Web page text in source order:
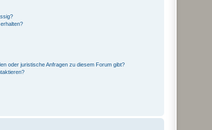
oder juristische Anfragen zu diesem Forum gibt?